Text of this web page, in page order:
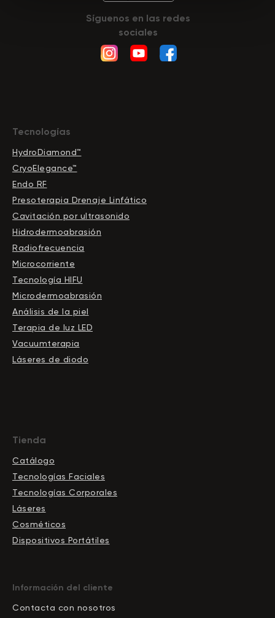
Síguenos en las redes
sociales
Tecnologías
HydroDiamond™
CryoElegance™
Endo RF
Presoterapia Drenaje Linfático
Cavitación por ultrasonido
Hidrodermoabrasión
Radiofrecuencia
Microcorriente
Tecnología HIFU
Microdermoabrasión
Análisis de la piel
Terapia de luz LED
Vacuumterapia
Láseres de diodo
Tienda
Catálogo
Tecnologías Faciales
Tecnologías Corporales
Láseres
Cosméticos
Dispositivos Portátiles
Información del cliente
Contacta con nosotros